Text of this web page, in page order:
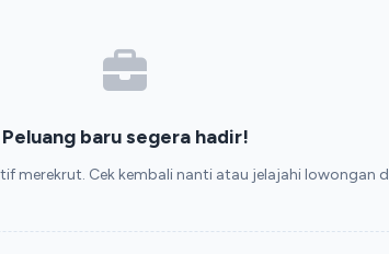
Peluang baru segera hadir!
merekrut. Cek kembali nanti atau jelajahi lowongan